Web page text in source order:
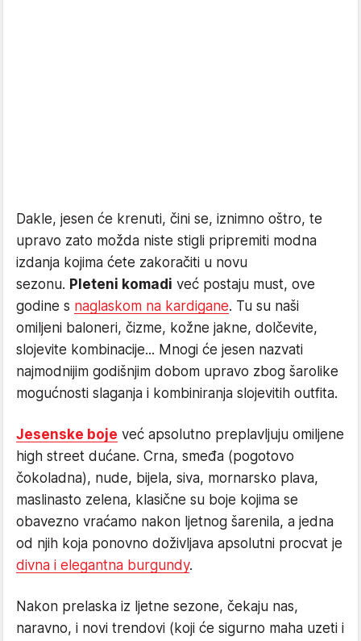
Dakle, jesen će krenuti, čini se, iznimno oštro, te
upravo zato možda niste stigli pripremiti modna
izdanja kojima ćete zakoračiti u novu
sezonu. Pleteni komadi već postaju must, ove
godine s naglaskom na kardigane. Tu su naši
omiljeni baloneri, čizme, kožne jakne, dolčevite,
slojevite kombinacije... Mnogi će jesen nazvati
najmodnijim godišnjim dobom upravo zbog šarolike
mogućnosti slaganja i kombiniranja slojevitih outfita.
Jesenske boje već apsolutno preplavljuju omiljene
high street dućane. Crna, smeđa (pogotovo
čokoladna), nude, bijela, siva, mornarsko plava,
maslinasto zelena, klasične su boje kojima se
obavezno vraćamo nakon ljetnog šarenila, a jedna
od njih koja ponovno doživljava apsolutni procvat je
divna i elegantna burgundy.
Nakon prelaska iz ljetne sezone, čekaju nas,
naravno, i novi trendovi (koji će sigurno maha uzeti i